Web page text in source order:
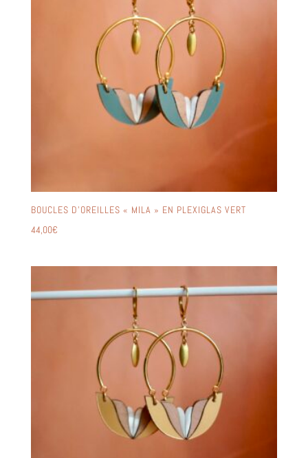
BOUCLES D’OREILLES « MILA » EN PLEXIGLAS VERT
44,00€